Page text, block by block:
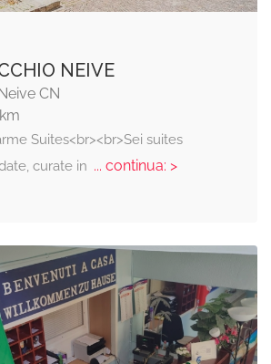
NEIVE
CN
Suites<br><br>Sei suites
curate in ... continua: >